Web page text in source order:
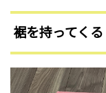
裾を持ってくる